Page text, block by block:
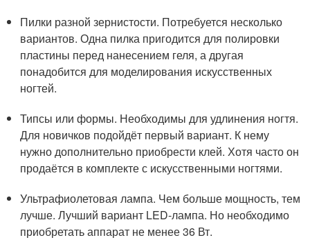
Пилки разной зернистости. Потребуется несколько
вариантов. Одна пилка пригодится для полировки
пластины перед нанесением геля, а другая
понадобится для моделирования искусственных
ногтей.
Типсы или формы. Необходимы для удлинения ногтя.
Для новичков подойдёт первый вариант. К нему
нужно дополнительно приобрести клей. Хотя часто он
продаётся в комплекте с искусственными ногтями.
Ультрафиолетовая лампа. Чем больше мощность, тем
лучше. Лучший вариант LED-лампа. Но необходимо
приобретать аппарат не менее 36 Вт.